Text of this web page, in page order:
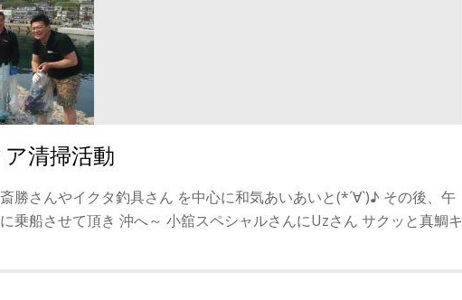
清掃活動
勝さんやイクタ釣具さん を中心に和気あいあいと(*´∀`)♪ その後、午
乗船させて頂き 沖へ～ 小舘スペシャルさんにUzさん サクッと真鯛キ